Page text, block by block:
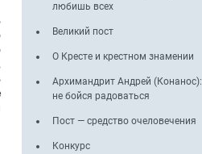
любишь всех
Великий пост
О Кресте и крестном знамении
Архимандрит Андрей (Конанос):
не бойся радоваться
Пост — средство очеловечения
Конкурс